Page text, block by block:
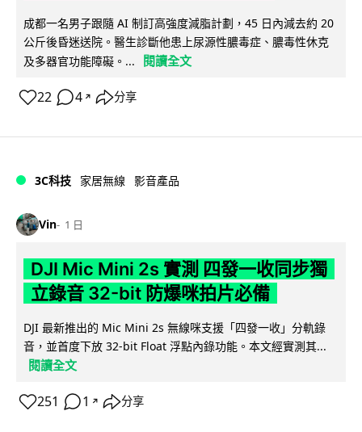
成都一名男子跟隨 AI 制訂高強度減脂計劃，45 日內減去約 20
公斤後昏迷送院。醫生診斷他患上尿源性膿毒症、膿毒性休克
及多器官功能障礙。...
閱讀全文
22 4 ↗ 分享
3C科技 家居無線 影音產品
Vin 1 日
DJI Mic Mini 2s 實測 四發一收同步獨
立錄音 32-bit 防爆咪拍片必備
DJI 最新推出的 Mic Mini 2s 無線咪支援「四發一收」分軌錄
音，並首度下放 32-bit Float 浮點內錄功能。本文經實測其...
閱讀全文
251 1 ↗ 分享